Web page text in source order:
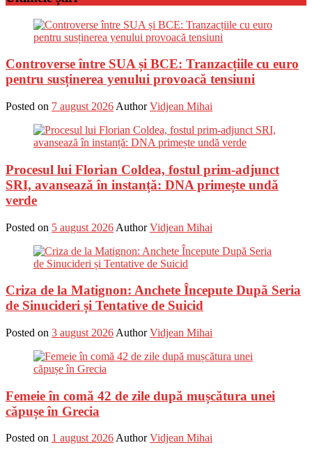
Controverse între SUA și BCE: Tranzacțiile cu euro
pentru susținerea yenului provoacă tensiuni
Posted on 7 august 2026 Author Vidjean Mihai
Procesul lui Florian Coldea, fostul prim-adjunct
SRI, avansează în instanță: DNA primește undă
verde
Posted on 5 august 2026 Author Vidjean Mihai
Criza de la Matignon: Anchete Începute După Seria
de Sinucideri și Tentative de Suicid
Posted on 3 august 2026 Author Vidjean Mihai
Femeie în comă 42 de zile după mușcătura unei
căpușe în Grecia
Posted on 1 august 2026 Author Vidjean Mihai